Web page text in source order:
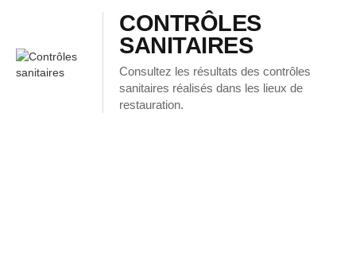
CONTRÔLES
SANITAIRES
Consultez les résultats des contrôles
sanitaires réalisés dans les lieux de
restauration.